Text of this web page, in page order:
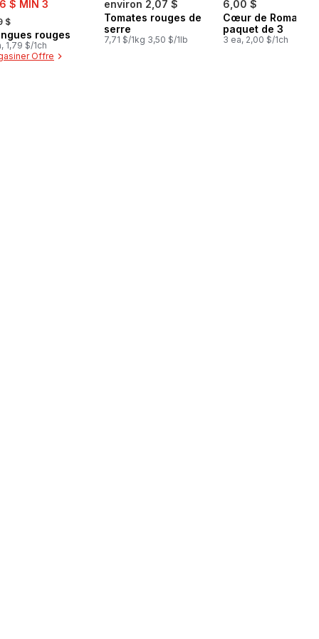
$ MIN 3
$
rouges
1,79 $/1ch
Offre
environ 2,07 $
Tomates rouges de
serre
7,71 $/1kg 3,50 $/1lb
6,00 $
Cœur de Romaine,
paquet de 3
3 ea, 2,00 $/1ch